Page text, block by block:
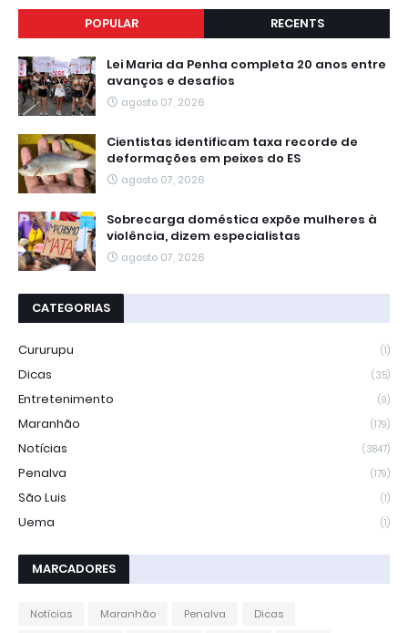
POPULAR RECENTS
Lei Maria da Penha completa 20 anos entre
avanços e desafios
agosto 07, 2026
Cientistas identificam taxa recorde de
deformações em peixes do ES
agosto 07, 2026
Sobrecarga doméstica expõe mulheres à
violência, dizem especialistas
agosto 07, 2026
CATEGORIAS
Cururupu (1)
Dicas (35)
Entretenimento (9)
Maranhão (179)
Notícias (3847)
Penalva (179)
São Luis (1)
Uema (1)
MARCADORES
Notícias Maranhão Penalva
Dicas